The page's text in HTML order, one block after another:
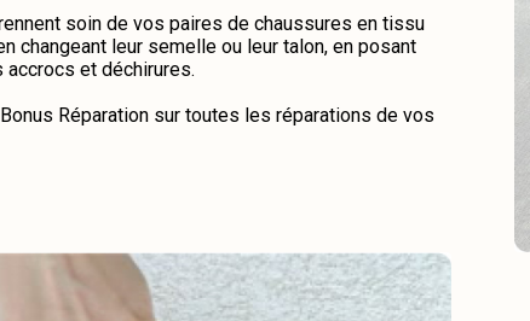
soin de vos paires de chaussures en tissu
changeant leur semelle ou leur talon, en posant
accrocs et déchirures.
Réparation sur toutes les réparations de vos